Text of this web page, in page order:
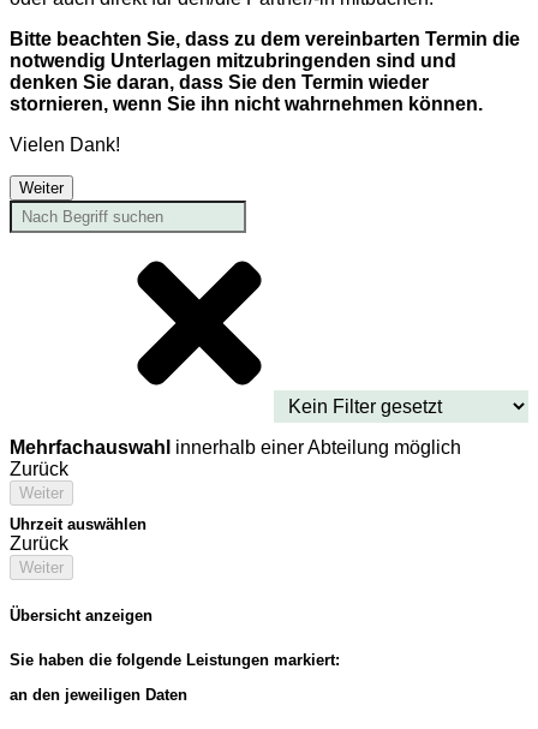
Bitte beachten Sie, dass zu dem vereinbarten Termin die
notwendig Unterlagen mitzubringenden sind und
denken Sie daran, dass Sie den Termin wieder
stornieren, wenn Sie ihn nicht wahrnehmen können.
Vielen Dank!
Weiter
Mehrfachauswahl innerhalb einer Abteilung möglich
Zurück
Weiter
Uhrzeit auswählen
Zurück
Weiter
Übersicht anzeigen
Sie haben die folgende Leistungen markiert:
an den jeweiligen Daten